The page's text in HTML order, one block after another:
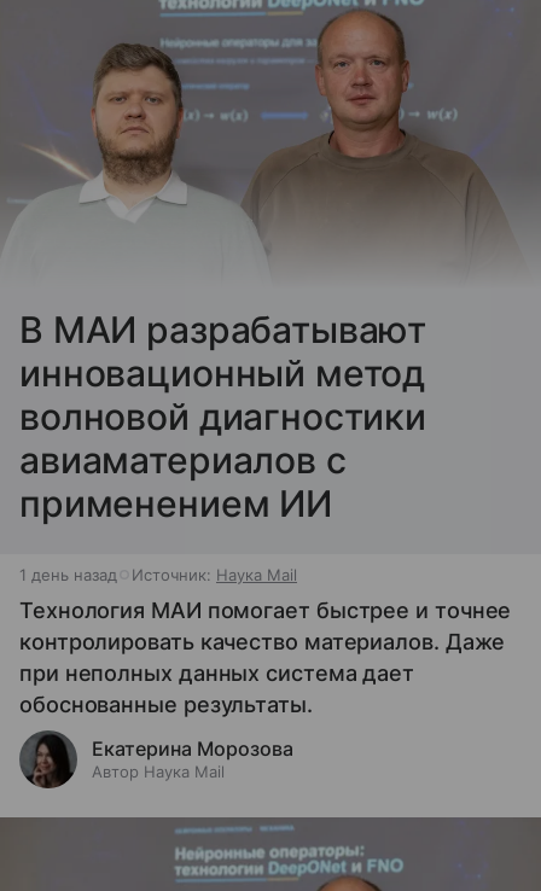
В МАИ разрабатывают
инновационный метод
волновой диагностики
авиаматериалов с
применением ИИ
1 день назад Источник: Наука Mail
Технология МАИ помогает быстрее и точнее
контролировать качество материалов. Даже
при неполных данных система дает
обоснованные результаты.
Екатерина Морозова
Автор Наука Mail